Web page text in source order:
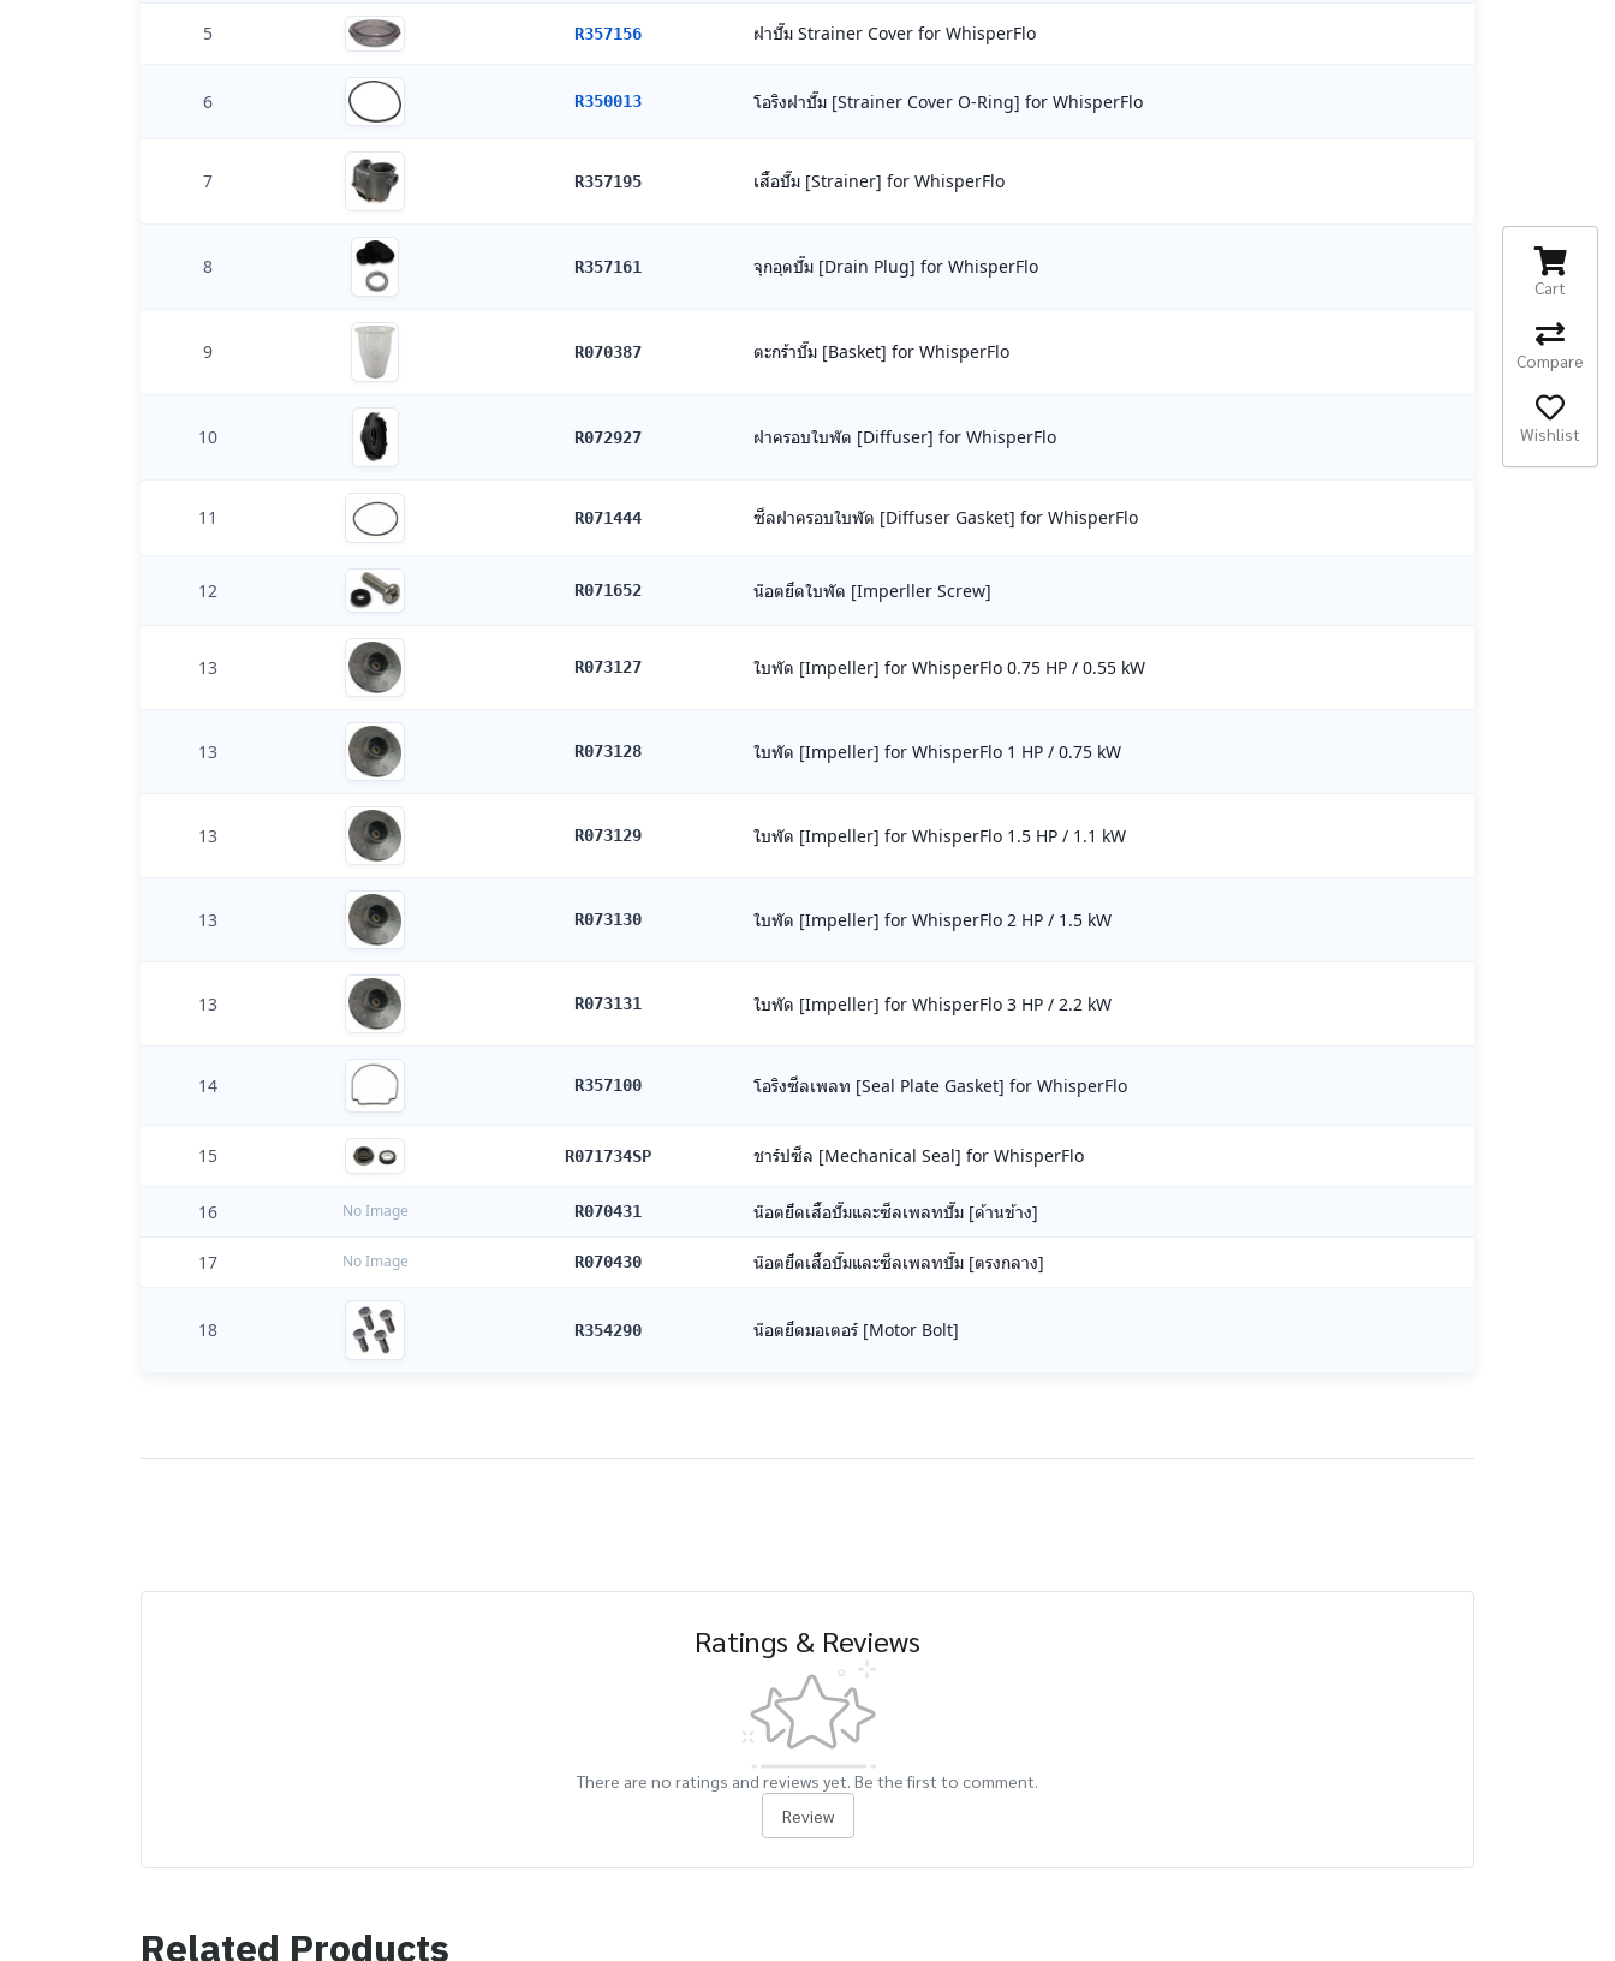
5 R357156 ฝาปั๊ม Strainer Cover for WhisperFlo
6 R350013 โอริงฝาปั๊ม [Strainer Cover O-Ring] for WhisperFlo
7 R357195 เสื้อปั๊ม [Strainer] for WhisperFlo
8 R357161 จุกอุดปั๊ม [Drain Plug] for WhisperFlo
9 R070387 ตะกร้าปั๊ม [Basket] for WhisperFlo
10 R072927 ฝาครอบใบพัด [Diffuser] for WhisperFlo
11 R071444 ซีลฝาครอบใบพัด [Diffuser Gasket] for WhisperFlo
12 R071652 น๊อตยึดใบพัด [Imperller Screw]
13 R073127 ใบพัด [Impeller] for WhisperFlo 0.75 HP / 0.55 kW
13 R073128 ใบพัด [Impeller] for WhisperFlo 1 HP / 0.75 kW
13 R073129 ใบพัด [Impeller] for WhisperFlo 1.5 HP / 1.1 kW
13 R073130 ใบพัด [Impeller] for WhisperFlo 2 HP / 1.5 kW
13 R073131 ใบพัด [Impeller] for WhisperFlo 3 HP / 2.2 kW
14 R357100 โอริงซีลเพลท [Seal Plate Gasket] for WhisperFlo
15 R071734SP ชาร์ปซีล [Mechanical Seal] for WhisperFlo
16 No Image R070431 น๊อตยึดเสื้อปั๊มและซีลเพลทปั๊ม [ด้านข้าง]
17 No Image R070430 น๊อตยึดเสื้อปั๊มและซีลเพลทปั๊ม [ตรงกลาง]
18 R354290 น๊อตยึดมอเตอร์ [Motor Bolt]
Ratings & Reviews
There are no ratings and reviews yet. Be the first to comment.
Review
Related Products
Cart
Compare
Wishlist